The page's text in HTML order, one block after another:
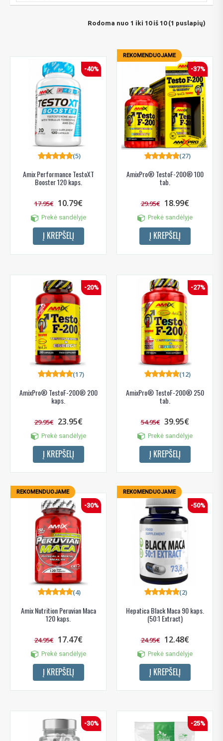
Rodoma nuo 1 iki 10 iš 10 (1 puslapių)
-40%
Amix Performance TestoXT
Booster 120 kaps.
(5)
17.95€ 10.79€
Prekė sandėlyje
Į KREPŠELĮ
REKOMENDUOJAME
-37%
AmixPro® TestoF-200® 100
tab.
(27)
29.95€ 18.99€
Prekė sandėlyje
Į KREPŠELĮ
-20%
AmixPro® TestoF-200® 200
kaps.
(17)
29.95€ 23.95€
Prekė sandėlyje
Į KREPŠELĮ
-27%
AmixPro® TestoF-200® 250
tab.
(12)
54.95€ 39.95€
Prekė sandėlyje
Į KREPŠELĮ
REKOMENDUOJAME
-30%
Amix Nutrition Peruvian Maca
120 kaps.
(4)
24.95€ 17.47€
Prekė sandėlyje
Į KREPŠELĮ
REKOMENDUOJAME
-50%
Hepatica Black Maca 90 kaps.
(50:1 Extract)
(2)
24.95€ 12.48€
Prekė sandėlyje
Į KREPŠELĮ
-30% -25%